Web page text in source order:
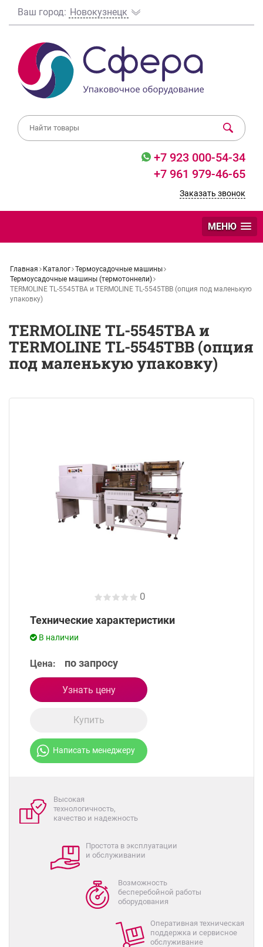
Ваш город: Новокузнецк
+7 923 000-54-34
+7 961 979-46-65
Заказать звонок
МЕНЮ
Главная Каталог Термоусадочные машины
Термоусадочные машины (термотоннели)
TERMOLINE TL-5545TBA и TERMOLINE TL-5545TBB (опция под маленькую
упаковку)
TERMOLINE TL-5545TBA и
TERMOLINE TL-5545TBB (опция
под маленькую упаковку)
0
Технические характеристики
В наличии
Цена: по запросу
Узнать цену
Купить
Написать менеджеру
Высокая
технологичность,
качество и надежность
Простота в эксплуатации
и обслуживании
Возможность
бесперебойной работы
оборудования
Оперативная техническая
поддержка и сервисное
обслуживание